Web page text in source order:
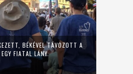
BÉKÉVEL TÁVOZOTT A
FIATAL LÁNY